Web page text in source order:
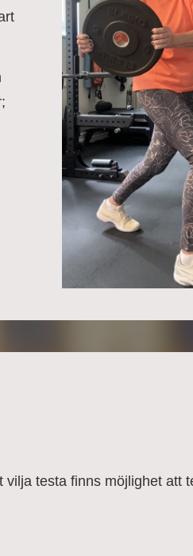
testa finns möjlighet att